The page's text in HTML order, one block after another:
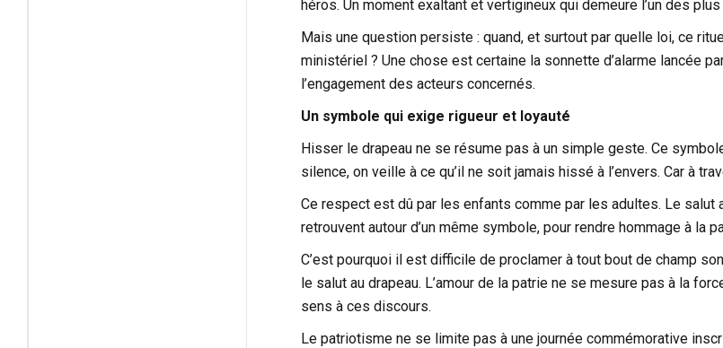
héros. Un moment exaltant et vertigineux qui demeure l’un des
Mais une question persiste : quand, et surtout par quelle loi, ce
ministériel ? Une chose est certaine la sonnette d’alarme lancée
l’engagement des acteurs concernés.
Un symbole qui exige rigueur et loyauté
Hisser le drapeau ne se résume pas à un simple geste. Ce
silence, on veille à ce qu’il ne soit jamais hissé à l’envers. Car à
Ce respect est dû par les enfants comme par les adultes. Le
retrouvent autour d’un même symbole, pour rendre hommage à
C’est pourquoi il est difficile de proclamer à tout bout de champ
le salut au drapeau. L’amour de la patrie ne se mesure pas à la
sens à ces discours.
Le patriotisme ne se limite pas à une journée commémorative